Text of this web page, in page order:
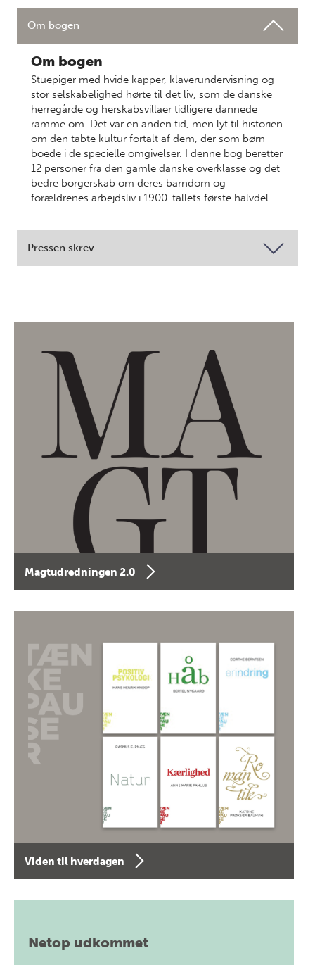
Om bogen
Om bogen
Stuepiger med hvide kapper, klaverundervisning og
stor selskabelighed hørte til det liv, som de danske
herregårde og herskabsvillaer tidligere dannede
ramme om. Det var en anden tid, men lyt til historien
om den tabte kultur fortalt af dem, der som børn
boede i de specielle omgivelser. I denne bog beretter
12 personer fra den gamle danske overklasse og det
bedre borgerskab om deres barndom og
forældrenes arbejdsliv i 1900-tallets første halvdel.
Pressen skrev
Magtudredningen 2.0
Viden til hverdagen
Netop udkommet